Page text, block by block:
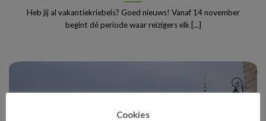
Heb jij al vakantiekriebels? Goed nieuws! Vanaf 14 november
begint dé periode waar reizigers elk [...]
Cookies